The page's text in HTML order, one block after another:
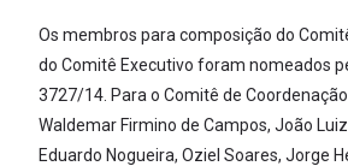
Os membros para composição do
do Comitê Executivo foram nomeados
3727/14. Para o Comitê de
Waldemar Firmino de Campos, João
Eduardo Nogueira, Oziel Soares, Jorge